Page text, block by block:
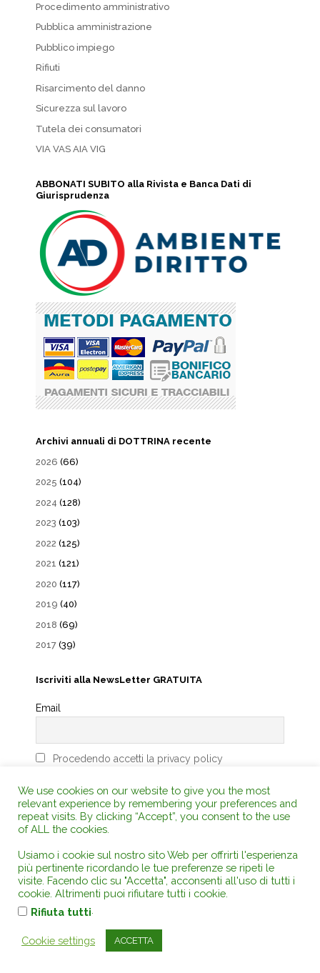
Procedimento amministrativo
Pubblica amministrazione
Pubblico impiego
Rifiuti
Risarcimento del danno
Sicurezza sul lavoro
Tutela dei consumatori
VIA VAS AIA VIG
ABBONATI SUBITO alla Rivista e Banca Dati di
Giurisprudenza
Archivi annuali di DOTTRINA recente
2026 (66)
2025 (104)
2024 (128)
2023 (103)
2022 (125)
2021 (121)
2020 (117)
2019 (40)
2018 (69)
2017 (39)
Iscriviti alla NewsLetter GRATUITA
Email
Procedendo accetti la privacy policy
LIBRERIA ON LINE
We use cookies on our website to give you the most
relevant experience by remembering your preferences and
repeat visits. By clicking “Accept”, you consent to the use
of ALL the cookies.
Usiamo i cookie sul nostro sito Web per offrirti l'esperienza
più pertinente ricordando le tue preferenze se ripeti le
visite. Facendo clic su "Accetta", acconsenti all'uso di tutti i
cookie. Altrimenti puoi rifiutare tutti i cookie.
Rifiuta tutti
Cookie settings ACCETTA